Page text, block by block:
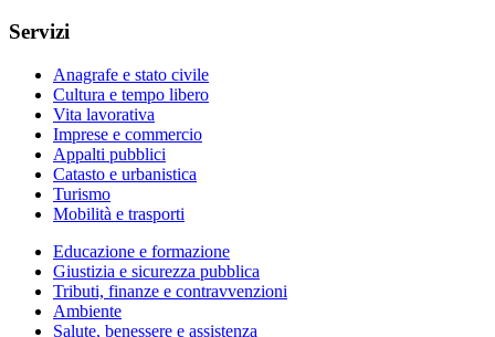
Servizi
Anagrafe e stato civile
Cultura e tempo libero
Vita lavorativa
Imprese e commercio
Appalti pubblici
Catasto e urbanistica
Turismo
Mobilità e trasporti
Educazione e formazione
Giustizia e sicurezza pubblica
Tributi, finanze e contravvenzioni
Ambiente
Salute, benessere e assistenza